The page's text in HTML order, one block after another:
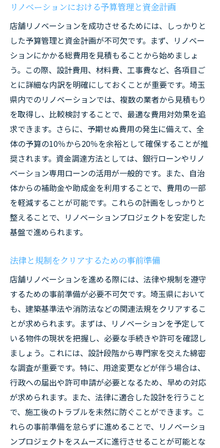
リノベーションにおける予算管理と資金計画
店舗リノベーションを成功させるためには、しっかりと
した予算管理と資金計画が不可欠です。まず、リノベー
ションにかかる総費用を見積もることから始めましょ
う。この際、設計費用、材料費、工事費など、各項目ご
とに詳細な内訳を明確にしておくことが重要です。埼玉
県内でのリノベーションでは、複数の業者から見積もり
を取得し、比較検討することで、最適な費用対効果を追
求できます。さらに、予期せぬ費用の発生に備えて、全
体の予算の10％から20％を余裕として確保することが推
奨されます。資金調達方法としては、銀行ローンやリノ
ベーション専用ローンの活用が一般的です。また、自治
体からの補助金や助成金を利用することで、費用の一部
を軽減することが可能です。これらの計画をしっかりと
整えることで、リノベーションプロジェクトを安定した
基盤で進められます。
法律と規制をクリアするための事前準備
店舗リノベーションを進める際には、法律や規制を遵守
するための事前準備が必要不可欠です。埼玉県において
も、建築基準法や消防法などの関連法規をクリアするこ
とが求められます。まずは、リノベーションを予定して
いる物件の現状を把握し、必要な手続きや許可を確認し
ましょう。これには、設計段階から専門家を交えた綿密
な調査が重要です。特に、用途変更などが伴う場合は、
行政への届出や許可申請が必要となるため、早めの対応
が求められます。また、法律に適合した設計を行うこと
で、施工後のトラブルを未然に防ぐことができます。こ
れらの事前準備を怠らずに進めることで、リノベーショ
ンプロジェクトをスムーズに進行させることが可能とな